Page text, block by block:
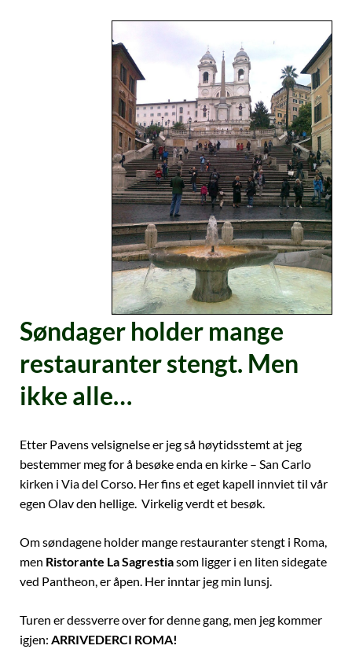
Søndager holder mange
restauranter stengt. Men
ikke alle…
Etter Pavens velsignelse er jeg så høytidsstemt at jeg
bestemmer meg for å besøke enda en kirke – San Carlo
kirken i Via del Corso. Her fins et eget kapell innviet til vår
egen Olav den hellige. Virkelig verdt et besøk.
Om søndagene holder mange restauranter stengt i Roma,
men Ristorante La Sagrestiasom ligger i en liten sidegate
ved Pantheon, er åpen. Her inntar jeg min lunsj.
Turen er dessverre over for denne gang, men jeg kommer
igjen: ARRIVEDERCI ROMA!